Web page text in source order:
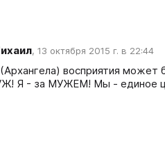
, 13 октября 2015 г. в 22:44
восприятия
Я - за МУЖЕМ! Мы - единое